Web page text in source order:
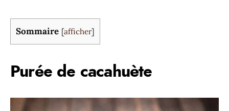
Sommaire [afficher]
Purée de cacahuète